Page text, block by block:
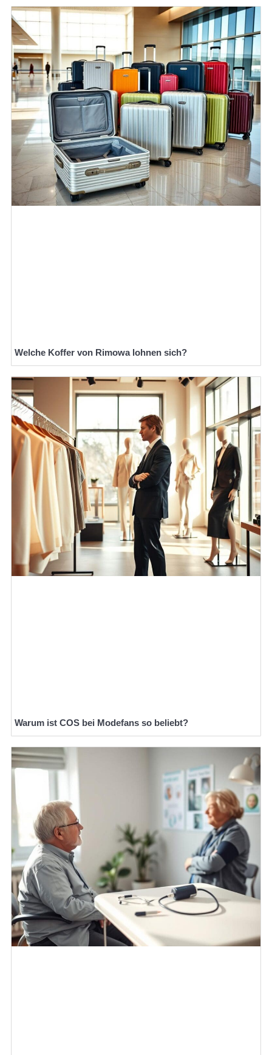
Welche Koffer von Rimowa lohnen sich?
Warum ist COS bei Modefans so beliebt?